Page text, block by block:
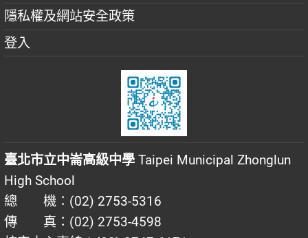
隱私權及網站安全政策
登入
臺北市立中崙高級中學 Taipei Municipal Zhonglun
High School
總 機：(02) 2753-5316
傳 真：(02) 2753-4598